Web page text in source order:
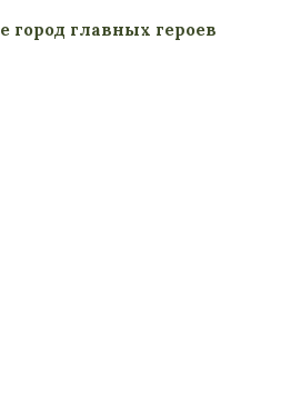
город главных героев